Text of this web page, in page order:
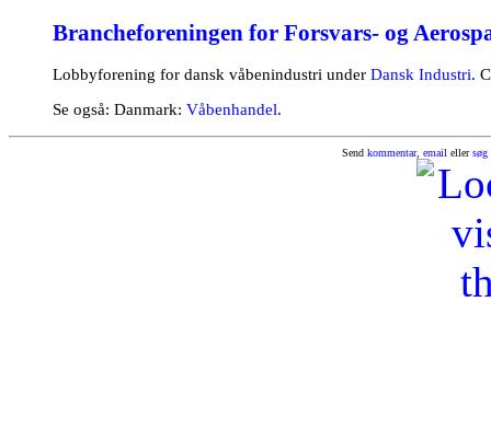
Brancheforeningen for Forsvars- og
Lobbyforening for dansk våbenindustri under Dansk Industri.
Se også: Danmark: Våbenhandel.
Send kommentar, email ellersøg